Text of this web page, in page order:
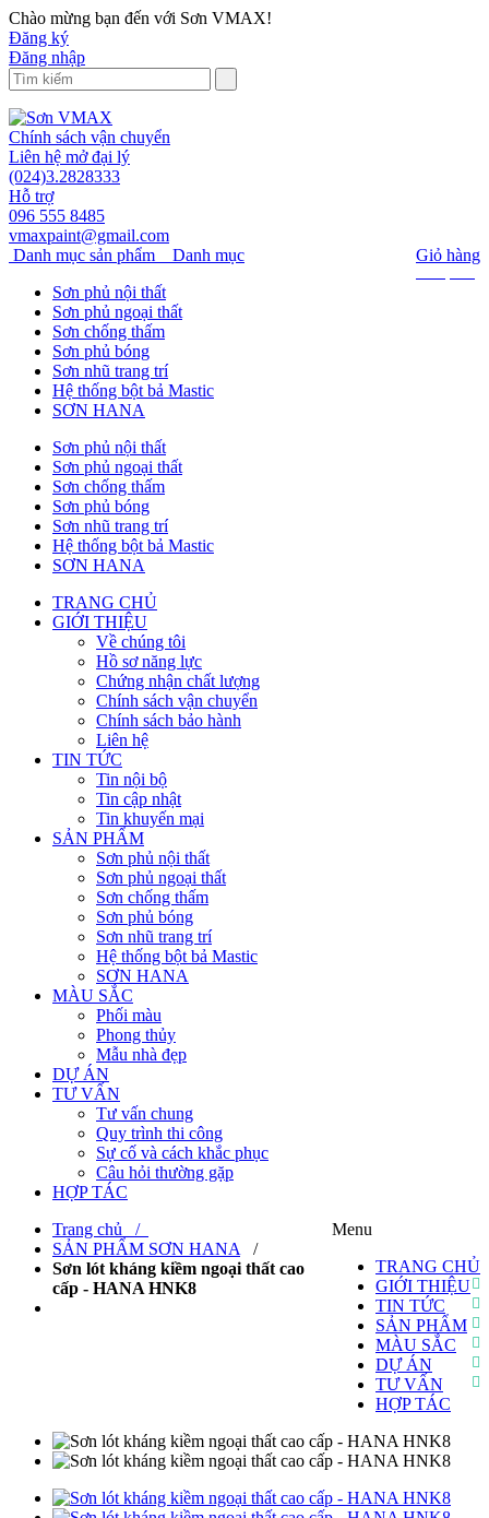
Chào mừng bạn đến với Sơn VMAX!
Đăng ký
Đăng nhập
Chính sách vận chuyển
Liên hệ mở đại lý
(024)3.2828333
Hỗ trợ
096 555 8485
vmaxpaint@gmail.com
Giỏ hàng
Danh mục sản phẩm
Danh mục
Sơn phủ nội thất
Sơn phủ ngoại thất
Sơn chống thấm
Sơn phủ bóng
Sơn nhũ trang trí
Hệ thống bột bả Mastic
SƠN HANA
Sơn phủ nội thất
Sơn phủ ngoại thất
Sơn chống thấm
Sơn phủ bóng
Sơn nhũ trang trí
Hệ thống bột bả Mastic
SƠN HANA
TRANG CHỦ
GIỚI THIỆU
Về chúng tôi
Hồ sơ năng lực
Chứng nhận chất lượng
Chính sách vận chuyển
Chính sách bảo hành
Liên hệ
TIN TỨC
Tin nội bộ
Tin cập nhật
Tin khuyến mại
SẢN PHẨM
Sơn phủ nội thất
Sơn phủ ngoại thất
Sơn chống thấm
Sơn phủ bóng
Sơn nhũ trang trí
Hệ thống bột bả Mastic
SƠN HANA
MÀU SẮC
Phối màu
Phong thủy
Mẫu nhà đẹp
DỰ ÁN
TƯ VẤN
Tư vấn chung
Quy trình thi công
Sự cố và cách khắc phục
Câu hỏi thường gặp
HỢP TÁC
Menu
TRANG CHỦ
GIỚI THIỆU
TIN TỨC
SẢN PHẨM
MÀU SẮC
DỰ ÁN
TƯ VẤN
HỢP TÁC
Trang chủ /
SẢN PHẨM SƠN HANA /
Sơn lót kháng kiềm ngoại thất cao
cấp - HANA HNK8